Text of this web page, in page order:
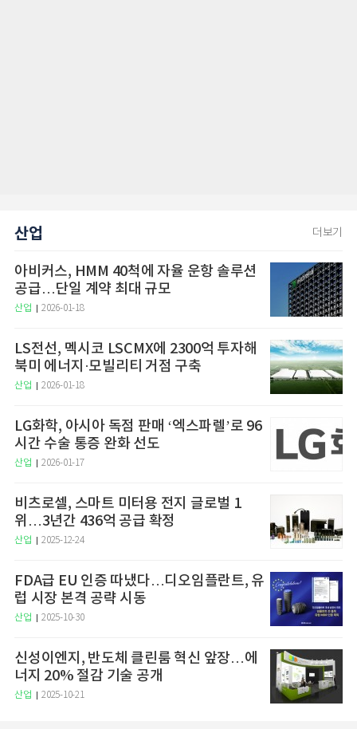
산업 더보기
아비커스, HMM 40척에 자율 운항 솔루션
공급…단일 계약 최대 규모
산업 2026-01-18
LS전선, 멕시코 LSCMX에 2300억 투자해
북미 에너지·모빌리티 거점 구축
산업 2026-01-18
LG화학, 아시아 독점 판매 ‘엑스파렐’로 96
시간 수술 통증 완화 선도
산업 2026-01-17
비츠로셀, 스마트 미터용 전지 글로벌 1
위…3년간 436억 공급 확정
산업 2025-12-24
FDA급 EU 인증 따냈다…디오임플란트, 유
럽 시장 본격 공략 시동
산업 2025-10-30
신성이엔지, 반도체 클린룸 혁신 앞장…에
너지 20% 절감 기술 공개
산업 2025-10-21